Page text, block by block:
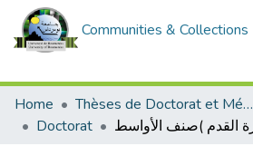
Communities & Collections
Home
Thèses de Doctorat et Mémoires de Magister
Doctorat